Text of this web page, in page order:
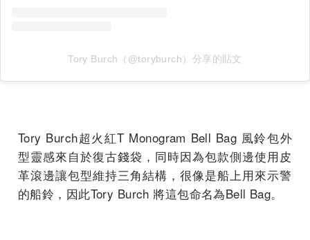
Tory Burch（@toryburch）分享的貼文
Tory Burch超火紅T Monogram Bell Bag 風鈴包外
型靈感來自於復古錢袋， 同時因為包款側邊使用皮
革滾邊讓包型維持三角結構， 很像是船上用來示警
的船鈴，因此Tory Burch 將這包命名為Bell Bag。